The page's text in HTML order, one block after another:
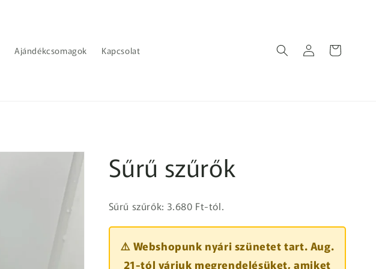
Ajándékcsomagok Kapcsolat BejelentkezésKosár
Sűrű szűrők
Sűrű szűrők: 3.680 Ft-tól.
⚠️ Webshopunk nyári szünetet tart. Aug.
21-tól várjuk megrendelésüket, amiket